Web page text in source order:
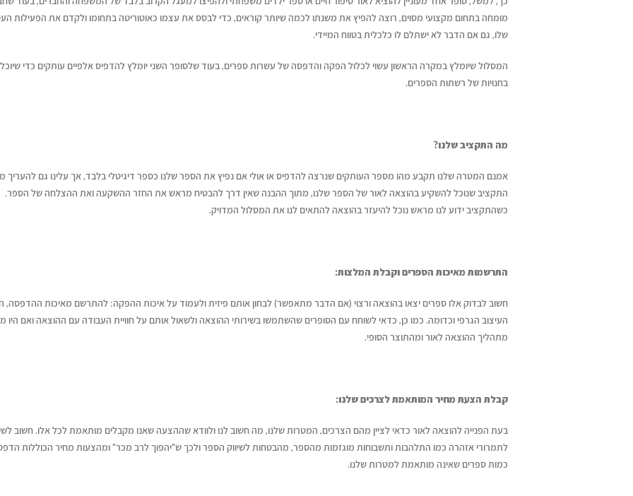
מומחה בתחום מקצועי מסוים, רוצה להפיץ את משנתו לכמה שיותר קוראים, כדי לבסס את עצמו כאוטוריטה בתחומו ולקדם את הפעילות
שלו, גם אם הדבר לא ישתלם לו כלכלית בטווח המיידי.
המסלול שיומלץ במקרה הראשון עשוי לכלול הפקה והדפסה של עשרות ספרים, בעוד שלסופר השני יומלץ להדפיס אלפיים עותקים כדי
בחנויות של רשתות הספרים.
מה התקציב שלנו?
אמנם המטרה שלנו תקבע מהו מספר העותקים שנרצה להדפיס או אולי אם נפיץ את הספר שלנו כספר דיגיטלי בלבד, אך עלינו גם להעריך
התקציב שנוכל להשקיע בהוצאה לאור של הספר שלנו, מתוך ההבנה שאין דרך להבטיח מראש את החזר ההשקעה ואת ההצלחה של הספר.
כשהתקציב ידוע לנו מראש נוכל להיעזר בהוצאה להתאים לנו את המסלול המדויק.
התרשמות מאיכות הספרים וקבלת המלצות:
חשוב לבדוק אלו ספרים יצאו בהוצאה ורצוי (אם הדבר מתאפשר) לבחון אותם פיזית ולעמוד על איכות ההפקה: להתרשם מאיכות ההדפסה,
העיצוב הגרפי וכדומה. כמו כן, כדאי לשוחח עם הסופרים שהשתמשו בשירותי ההוצאה ולשאול אותם על חוויית העבודה עם ההוצאה ואם היו
מתהליך ההוצאה לאור ומהתוצר הסופי.
קבלת הצעת מחיר המותאמת לצרכים שלנו:
בעת הפנייה להוצאה לאור כדאי לציין מהם הצרכים, המטרות שלנו, מה חשוב לנו ולוודא שההצעה שאנו מקבלים מותאמת לכל אלו. חשוב
לתמרורי אזהרה כמו התלהבות ותשבוחות מוגזמות מהספר, מהבטחות לשיווק הספר ולכך ש"יהפוך לרב מכר" ומהצעות מחיר הכוללות
כמות ספרים שאינה מותאמת למטרות שלנו.
מעבר לדפים – איך תיראה ההוצאה
לאור של העתיד?
יולי 12, 2026
איך עידן הבינוניות מייצר הזדמנות
ה-AI
מעבר לדפים – איך
לאור של העתיד?